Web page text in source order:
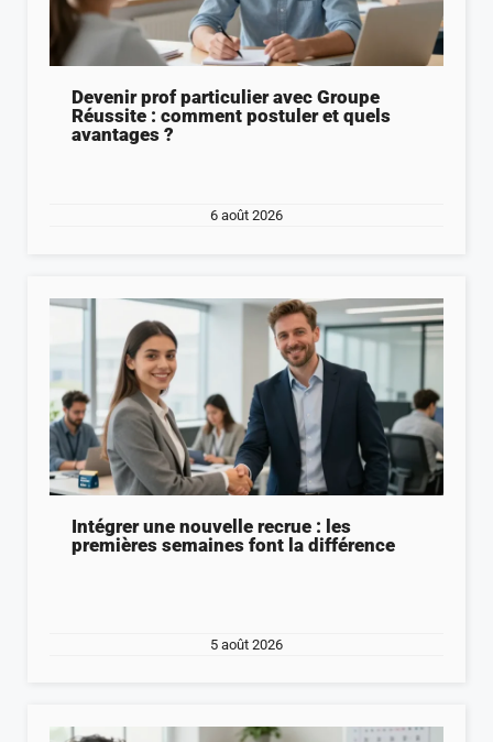
Devenir prof particulier avec Groupe
Réussite : comment postuler et quels
avantages ?
6 août 2026
Intégrer une nouvelle recrue : les
premières semaines font la différence
5 août 2026